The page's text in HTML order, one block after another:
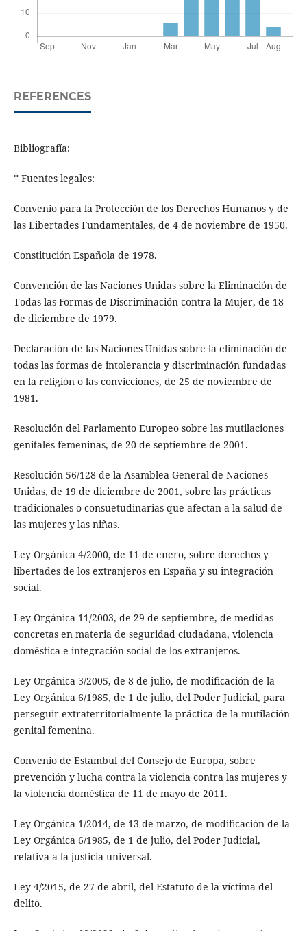
REFERENCES
Bibliografía:
* Fuentes legales:
Convenio para la Protección de los Derechos Humanos y de
las Libertades Fundamentales, de 4 de noviembre de 1950.
Constitución Española de 1978.
Convención de las Naciones Unidas sobre la Eliminación de
Todas las Formas de Discriminación contra la Mujer, de 18
de diciembre de 1979.
Declaración de las Naciones Unidas sobre la eliminación de
todas las formas de intolerancia y discriminación fundadas
en la religión o las convicciones, de 25 de noviembre de
1981.
Resolución del Parlamento Europeo sobre las mutilaciones
genitales femeninas, de 20 de septiembre de 2001.
Resolución 56/128 de la Asamblea General de Naciones
Unidas, de 19 de diciembre de 2001, sobre las prácticas
tradicionales o consuetudinarias que afectan a la salud de
las mujeres y las niñas.
Ley Orgánica 4/2000, de 11 de enero, sobre derechos y
libertades de los extranjeros en España y su integración
social.
Ley Orgánica 11/2003, de 29 de septiembre, de medidas
concretas en materia de seguridad ciudadana, violencia
doméstica e integración social de los extranjeros.
Ley Orgánica 3/2005, de 8 de julio, de modificación de la
Ley Orgánica 6/1985, de 1 de julio, del Poder Judicial, para
perseguir extraterritorialmente la práctica de la mutilación
genital femenina.
Convenio de Estambul del Consejo de Europa, sobre
prevención y lucha contra la violencia contra las mujeres y
la violencia doméstica de 11 de mayo de 2011.
Ley Orgánica 1/2014, de 13 de marzo, de modificación de la
Ley Orgánica 6/1985, de 1 de julio, del Poder Judicial,
relativa a la justicia universal.
Ley 4/2015, de 27 de abril, del Estatuto de la víctima del
delito.